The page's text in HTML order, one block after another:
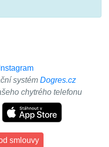
Instagram
systém Dogres.cz
chytrého telefonu
smlouvy